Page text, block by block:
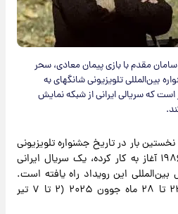
سامان مقدم با بازی پیمان معادی، سحر
بین‌المللی تلویزیونی شانگهای به
که سریالی ایرانی از شبکه نمایش
بار در تاریخ جشنواره تلویزیونی
شانگهای (STVF) که از سال ۱۹۸۶ آغاز به کار کرده، یک سریال ایرانی
این رویداد راه یافته است.
سی‌امین دوره این جشنواره ۲۳ تا ۲۸ ماه جوون ۲۰۲۵ (۲ تا ۷ تیر